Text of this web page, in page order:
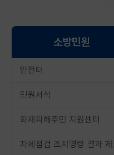
소방민원
안전터
민원서식
화재피해주민 지원센터
자체점검 조치명령 결과 제
네이버